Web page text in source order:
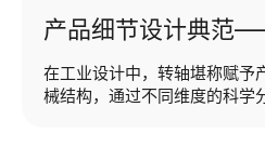
产品细节设计典范
在工业设计中，转轴堪称赋予
械结构，通过不同维度的科学